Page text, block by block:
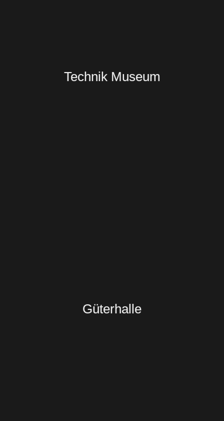
Technik Museum
Güterhalle